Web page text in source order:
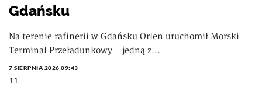
Gdańsku
Na terenie rafinerii w Gdańsku Orlen uruchomił Morski
Terminal Przeładunkowy – jedną z...
7 SIERPNIA 2026 09:43
11